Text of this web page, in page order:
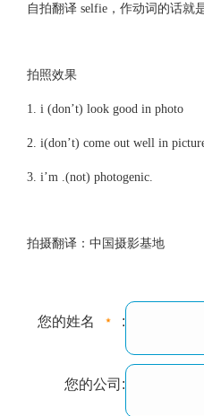
自拍翻译 selfie，作动词的话就
拍照效果
1. i (don’t) look good in photo
2. i(don’t) come out well in
3. i’m .(not) photogenic.
拍摄翻译：中国摄影基地
您的姓名 :
您的公司: